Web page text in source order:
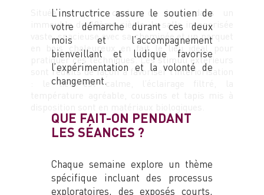
Située en plein centre de Lyon, dans un
immeuble du 19ème siècle, la salle insonorisée
vaste, spacieuse avec sa cheminée et un parquet
en bois chaleureux en fait le lieu idéal pour
pratiquer ces techniques. Les stimuli extérieurs
sont réduits de façon à favoriser l’intériorisation
: le lieu est calme, l’éclairage filtré, la
L’instructrice assure le soutien de
votre démarche durant ces deux
mois et l’accompagnement
bienveillant et ludique favorise
l’expérimentation et la volonté de
changement.
QUE FAIT-ON PENDANT
LES SÉANCES ?
Chaque semaine explore un thème
spécifique incluant des processus
exploratoires, des exposés courts,